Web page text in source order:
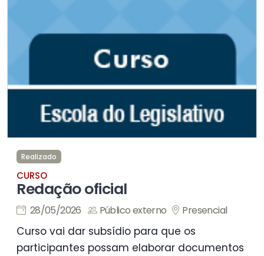
Realizado
CURSO
Redação oficial
28/05/2026 Público externo Presencial
Curso vai dar subsídio para que os
participantes possam elaborar documentos